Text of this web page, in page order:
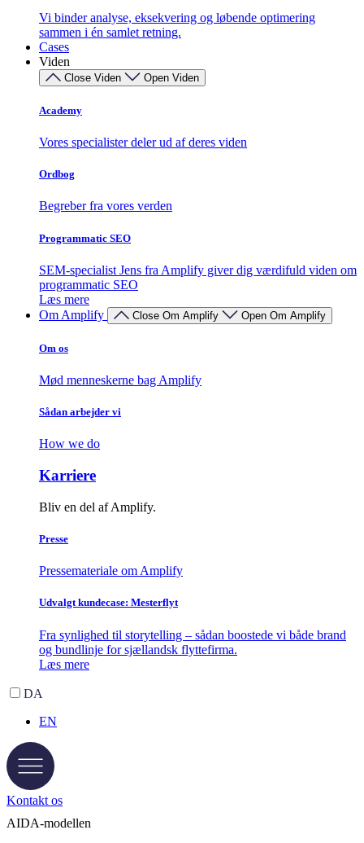
Vi binder analyse, eksekvering og løbende optimering
sammen i én samlet retning.
Cases
Viden
Close Viden Open Viden
Academy
Vores specialister deler ud af deres viden
Ordbog
Begreber fra vores verden
Programmatic SEO
SEM-specialist Jens fra Amplify giver dig værdifuld viden om
programmatic SEO
Læs mere
Om Amplify
Close Om Amplify Open Om Amplify
Om os
Mød menneskerne bag Amplify
Sådan arbejder vi
How we do
Karriere
Bliv en del af Amplify.
Presse
Pressemateriale om Amplify
Udvalgt kundecase: Mesterflyt
Fra synlighed til storytelling – sådan boostede vi både brand
og bundlinje for sjællandsk flyttefirma.
Læs mere
DA
EN
Kontakt os
AIDA-modellen